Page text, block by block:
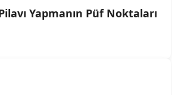
Yapmanın Püf Noktaları